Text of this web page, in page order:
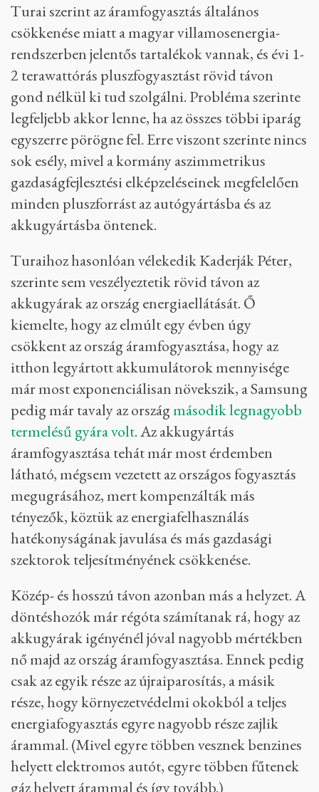
Turai szerint az áramfogyasztás általános
csökkenése miatt a magyar villamosenergia-
rendszerben jelentős tartalékok vannak, és évi 1-
2 terawattórás pluszfogyasztást rövid távon
gond nélkül ki tud szolgálni. Probléma szerinte
legfeljebb akkor lenne, ha az összes többi iparág
egyszerre pörögne fel. Erre viszont szerinte nincs
sok esély, mivel a kormány aszimmetrikus
gazdaságfejlesztési elképzeléseinek megfelelően
minden pluszforrást az autógyártásba és az
akkugyártásba öntenek.
Turaihoz hasonlóan vélekedik Kaderják Péter,
szerinte sem veszélyeztetik rövid távon az
akkugyárak az ország energiaellátását. Ő
kiemelte, hogy az elmúlt egy évben úgy
csökkent az ország áramfogyasztása, hogy az
itthon legyártott akkumulátorok mennyisége
már most exponenciálisan növekszik, a Samsung
pedig már tavaly az országmásodik legnagyobb
termelésű gyára volt. Az akkugyártás
áramfogyasztása tehát már most érdemben
látható, mégsem vezetett az országos fogyasztás
megugrásához, mert kompenzálták más
tényezők, köztük az energiafelhasználás
hatékonyságának javulása és más gazdasági
szektorok teljesítményének csökkenése.
Közép- és hosszú távon azonban más a helyzet. A
döntéshozók már régóta számítanak rá, hogy az
akkugyárak igényénél jóval nagyobb mértékben
nő majd az ország áramfogyasztása. Ennek pedig
csak az egyik része az újraiparosítás, a másik
része, hogy környezetvédelmi okokból a teljes
energiafogyasztás egyre nagyobb része zajlik
árammal. (Mivel egyre többen vesznek benzines
helyett elektromos autót, egyre többen fűtenek
gáz helyett árammal és így tovább.)